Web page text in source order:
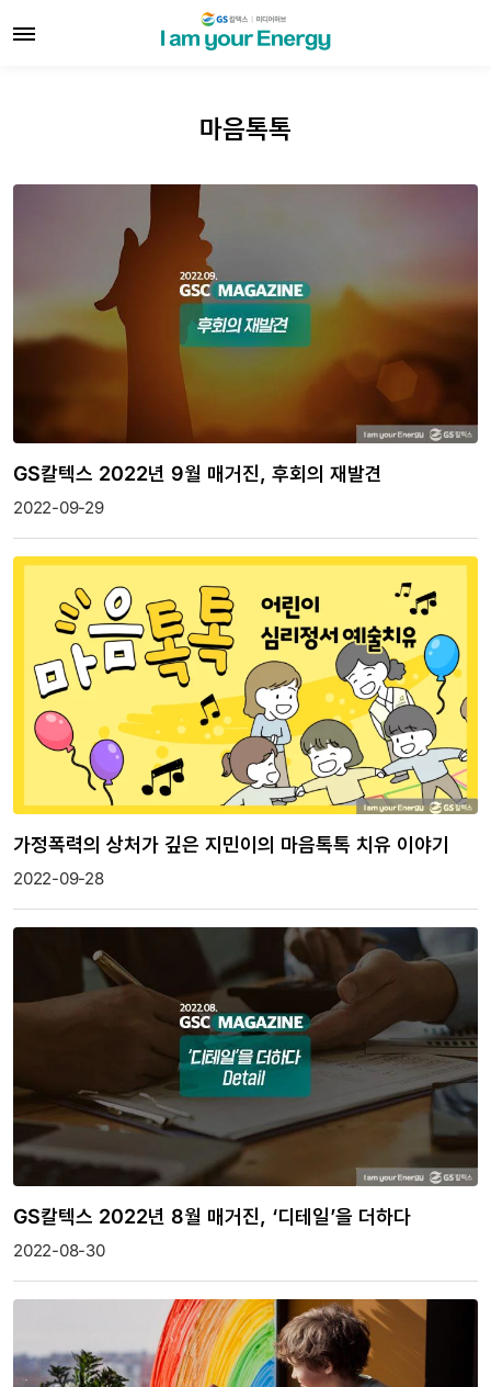
마음톡톡
GS칼텍스 2022년 9월 매거진, 후회의 재발견
2022-09-29
가정폭력의 상처가 깊은 지민이의 마음톡톡 치유 이야기
2022-09-28
GS칼텍스 2022년 8월 매거진, ‘디테일’을 더하다
2022-08-30